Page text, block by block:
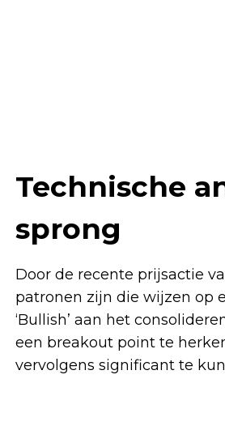
Technische
sprong
Door de recente prijsactie
patronen zijn die wijzen op
‘Bullish’ aan het
een breakout point te
vervolgens significant te